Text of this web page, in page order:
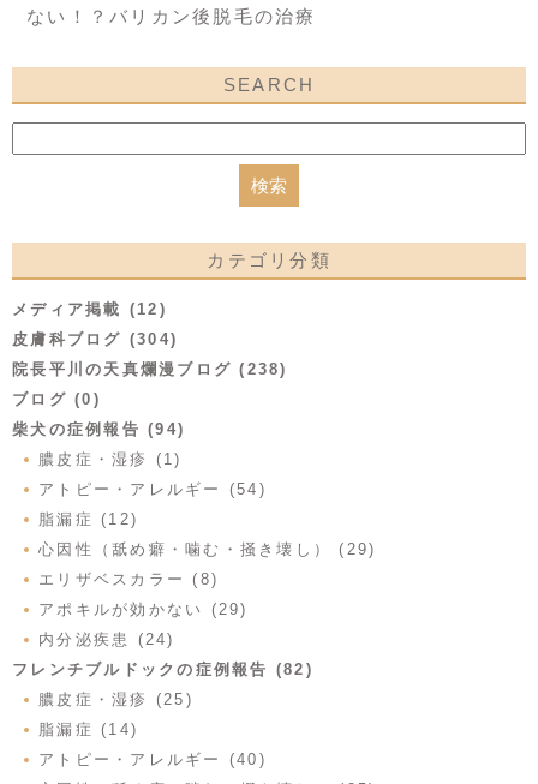
ない！？バリカン後脱毛の治療
SEARCH
カテゴリ分類
メディア掲載 (12)
皮膚科ブログ (304)
院長平川の天真爛漫ブログ (238)
ブログ (0)
柴犬の症例報告 (94)
膿皮症・湿疹 (1)
アトピー・アレルギー (54)
脂漏症 (12)
心因性（舐め癖・噛む・掻き壊し） (29)
エリザベスカラー (8)
アポキルが効かない (29)
内分泌疾患 (24)
フレンチブルドックの症例報告 (82)
膿皮症・湿疹 (25)
脂漏症 (14)
アトピー・アレルギー (40)